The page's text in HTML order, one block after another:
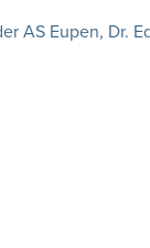
AS Eupen, Dr.